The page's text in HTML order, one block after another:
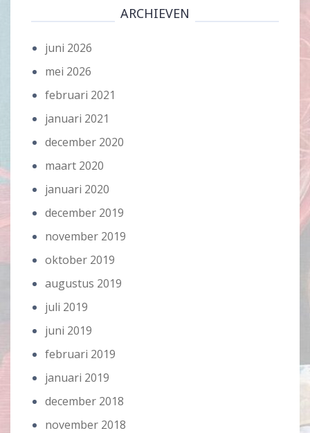
ARCHIEVEN
juni 2026
mei 2026
februari 2021
januari 2021
december 2020
maart 2020
januari 2020
december 2019
november 2019
oktober 2019
augustus 2019
juli 2019
juni 2019
februari 2019
januari 2019
december 2018
november 2018